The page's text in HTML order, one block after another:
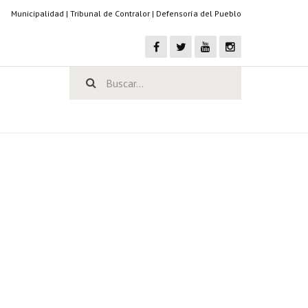
Municipalidad | Tribunal de Contralor | Defensoría del Pueblo